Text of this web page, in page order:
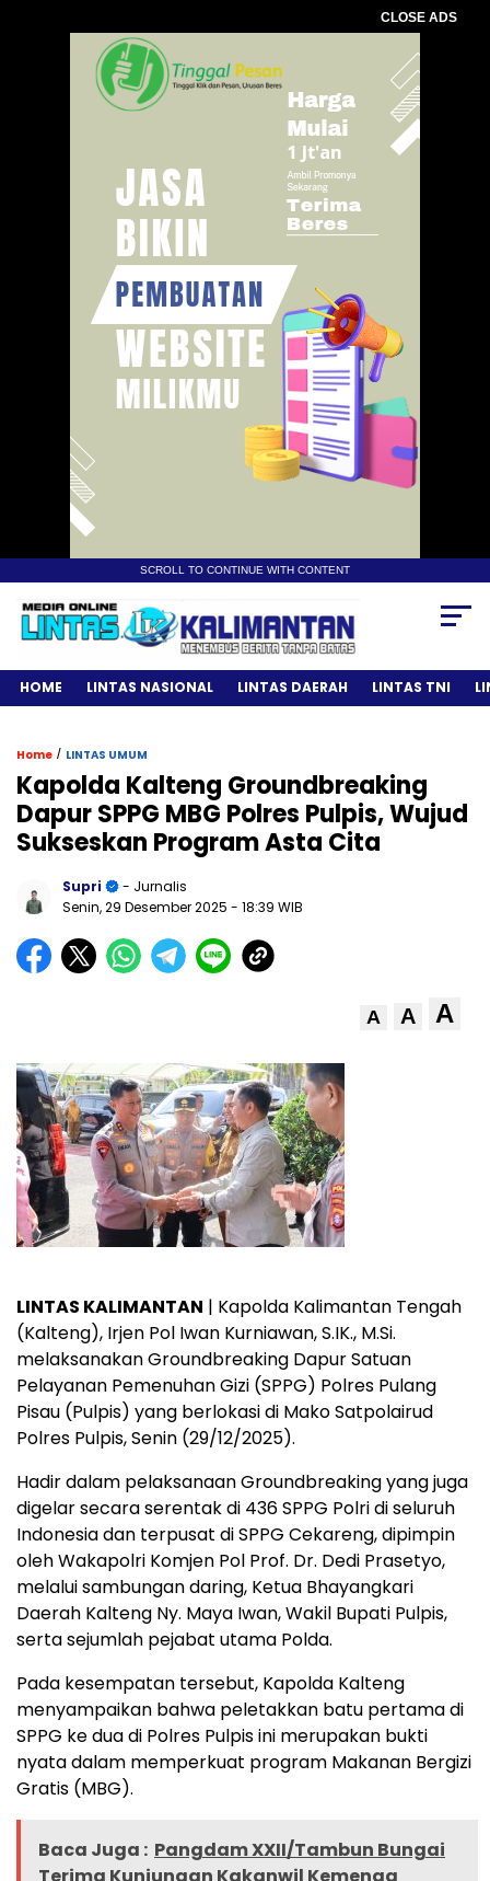
CLOSE ADS
SCROLL TO CONTINUE WITH CONTENT
HOME LINTAS NASIONAL LINTAS DAERAH LINTAS TNI
Home / LINTAS UMUM
Kapolda Kalteng Groundbreaking
Dapur SPPG MBG Polres Pulpis, Wujud
Sukseskan Program Asta Cita
Supri
- Jurnalis
Senin, 29 Desember 2025 - 18:39 WIB
A A A
LINTAS KALIMANTAN | Kapolda Kalimantan Tengah
(Kalteng), Irjen Pol Iwan Kurniawan, S.IK., M.Si.
melaksanakan Groundbreaking Dapur Satuan
Pelayanan Pemenuhan Gizi (SPPG) Polres Pulang
Pisau (Pulpis) yang berlokasi di Mako Satpolairud
Polres Pulpis, Senin (29/12/2025).
Hadir dalam pelaksanaan Groundbreaking yang juga
digelar secara serentak di 436 SPPG Polri di seluruh
Indonesia dan terpusat di SPPG Cekareng, dipimpin
oleh Wakapolri Komjen Pol Prof. Dr. Dedi Prasetyo,
melalui sambungan daring, Ketua Bhayangkari
Daerah Kalteng Ny. Maya Iwan, Wakil Bupati Pulpis,
serta sejumlah pejabat utama Polda.
Pada kesempatan tersebut, Kapolda Kalteng
menyampaikan bahwa peletakkan batu pertama di
SPPG ke dua di Polres Pulpis ini merupakan bukti
nyata dalam memperkuat program Makanan Bergizi
Gratis (MBG).
Baca Juga : Pangdam XXII/Tambun Bungai